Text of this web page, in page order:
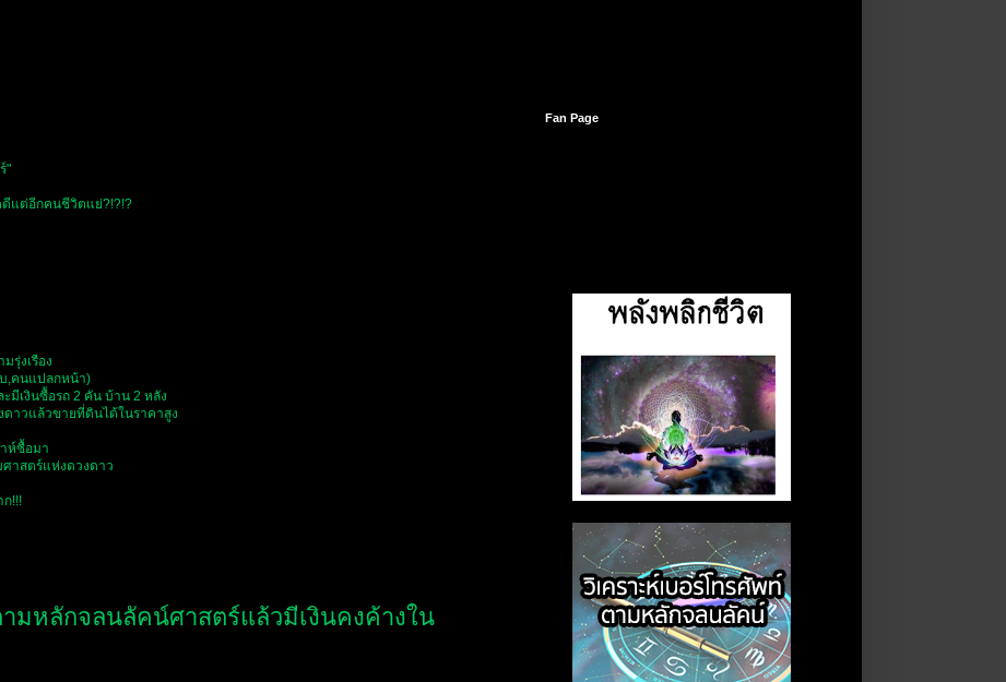
"
ดีแต่อีกคนชีวิตแย่?!?!?
รุ่งเรือง
,คนแปลกหน้า)
มีเงินซื้อรถ 2 คัน บ้าน 2 หลัง
ดาวแล้วขายที่ดินได้ในราคาสูง
ห์ซื้อมา
ศาสตร์แห่งดวงดาว
ก!!!
มหลักจลนลัคน์ศาสตร์แล้วมีเงินคงค้างใน
Fan Page